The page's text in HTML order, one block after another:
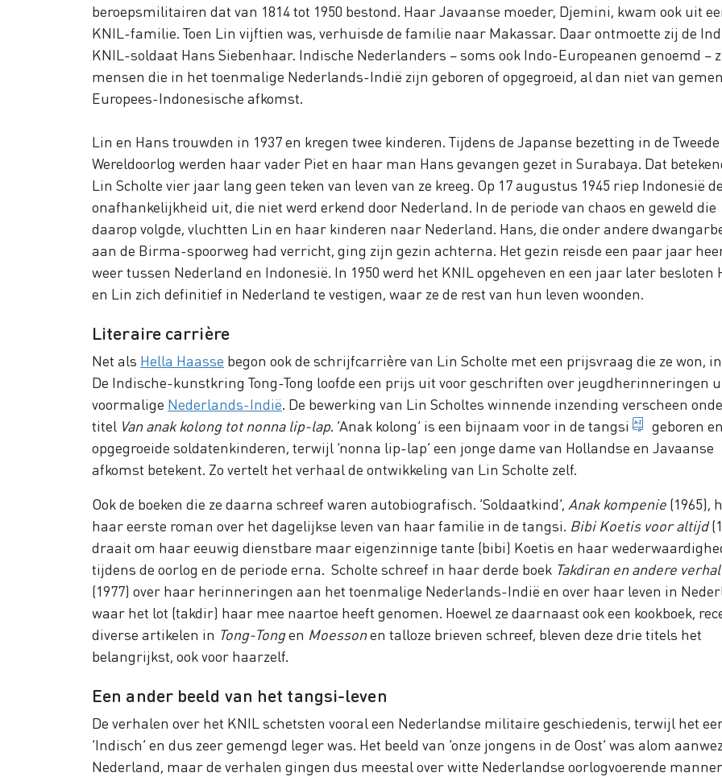
beroepsmilitairen dat van 1814 tot 1950 bestond. Haar Javaanse moeder, Djemini, kwam ook uit
KNIL-familie. Toen Lin vijftien was, verhuisde de familie naar Makassar. Daar ontmoette zij de
KNIL-soldaat Hans Siebenhaar. Indische Nederlanders – soms ook Indo-Europeanen genoemd –
mensen die in het toenmalige Nederlands-Indië zijn geboren of opgegroeid, al dan niet van
Europees-Indonesische afkomst.
Lin en Hans trouwden in 1937 en kregen twee kinderen. Tijdens de Japanse bezetting in de Tweede
Wereldoorlog werden haar vader Piet en haar man Hans gevangen gezet in Surabaya. Dat
Lin Scholte vier jaar lang geen teken van leven van ze kreeg. Op 17 augustus 1945 riep Indonesië de
onafhankelijkheid uit, die niet werd erkend door Nederland. In de periode van chaos en geweld die
daarop volgde, vluchtten Lin en haar kinderen naar Nederland. Hans, die onder andere
aan de Birma-spoorweg had verricht, ging zijn gezin achterna. Het gezin reisde een paar jaar
weer tussen Nederland en Indonesië. In 1950 werd het KNIL opgeheven en een jaar later besloten
en Lin zich definitief in Nederland te vestigen, waar ze de rest van hun leven woonden.
Literaire carrière
Net als Hella Haasse begon ook de schrijfcarrière van Lin Scholte met een prijsvraag die ze won, in
De Indische-kunstkring Tong-Tong loofde een prijs uit voor geschriften over jeugdherinneringen
voormalige Nederlands-Indië. De bewerking van Lin Scholtes winnende inzending verscheen
titel Van anak kolong tot nonna lip-lap. ‘Anak kolong’ is een bijnaam voor in de tangsi kazerne
geboren en
opgegroeide soldatenkinderen, terwijl ‘nonna lip-lap’ een jonge dame van Hollandse en Javaanse
afkomst betekent. Zo vertelt het verhaal de ontwikkeling van Lin Scholte zelf.
Ook de boeken die ze daarna schreef waren autobiografisch. ‘Soldaatkind’, Anak kompenie (1965),
haar eerste roman over het dagelijkse leven van haar familie in de tangsi. Bibi Koetis voor altijd
draait om haar eeuwig dienstbare maar eigenzinnige tante (bibi) Koetis en haar
tijdens de oorlog en de periode erna. Scholte schreef in haar derde boek Takdiran en andere
(1977) over haar herinneringen aan het toenmalige Nederlands-Indië en over haar leven in
waar het lot (takdir) haar mee naartoe heeft genomen. Hoewel ze daarnaast ook een kookboek,
diverse artikelen in Tong-Tongen Moessonen talloze brieven schreef, bleven deze drie titels het
belangrijkst, ook voor haarzelf.
Een ander beeld van het tangsi-leven
De verhalen over het KNIL schetsten vooral een Nederlandse militaire geschiedenis, terwijl het
‘Indisch’ en dus zeer gemengd leger was. Het beeld van ‘onze jongens in de Oost’ was alom
Nederland, maar de verhalen gingen dus meestal over witte Nederlandse oorlogvoerende